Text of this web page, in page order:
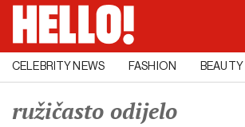
CELEBRITY NEWS FASHION BEAUTY
ružičasto odijelo